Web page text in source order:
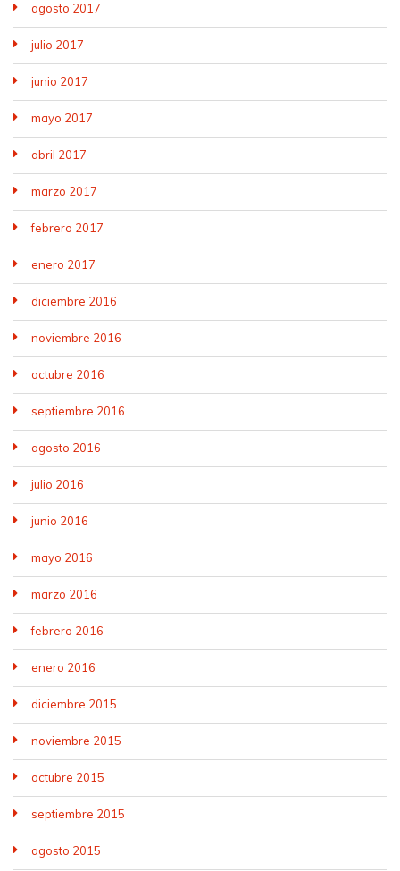
agosto 2017
julio 2017
junio 2017
mayo 2017
abril 2017
marzo 2017
febrero 2017
enero 2017
diciembre 2016
noviembre 2016
octubre 2016
septiembre 2016
agosto 2016
julio 2016
junio 2016
mayo 2016
marzo 2016
febrero 2016
enero 2016
diciembre 2015
noviembre 2015
octubre 2015
septiembre 2015
agosto 2015